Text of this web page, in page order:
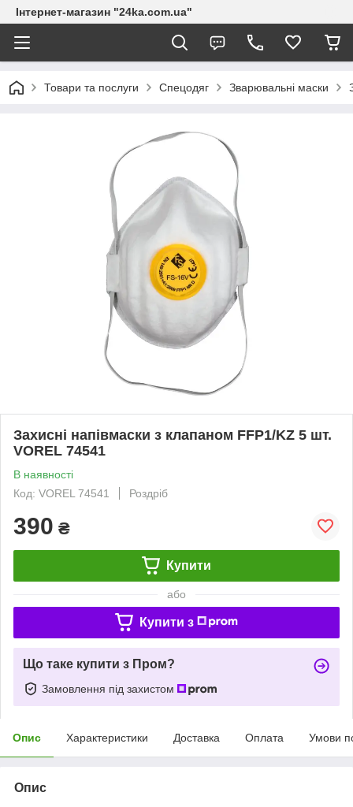
Інтернет-магазин "24ka.com.ua"
Товари та послуги Спецодяг Зварювальні маски
Захисні напівмаски з клапаном FFP1/KZ 5 шт.
VOREL 74541
В наявності
Код: VOREL 74541
Роздріб
390 ₴
Купити
або
Купити з
Що таке купити з Пром?
Замовлення під захистом
Опис Характеристики Доставка Оплата Умови
Опис